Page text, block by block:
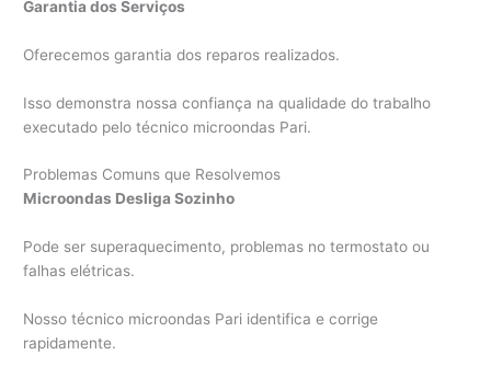
Garantia dos Serviços
Oferecemos garantia dos reparos realizados.
Isso demonstra nossa confiança na qualidade do trabalho
executado pelo técnico microondas Pari.
Problemas Comuns que Resolvemos
Microondas Desliga Sozinho
Pode ser superaquecimento, problemas no termostato ou
falhas elétricas.
Nosso técnico microondas Pari identifica e corrige
rapidamente.